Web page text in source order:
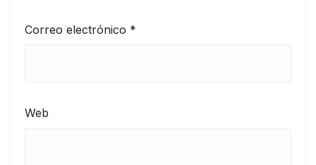
Correo electrónico *
Web